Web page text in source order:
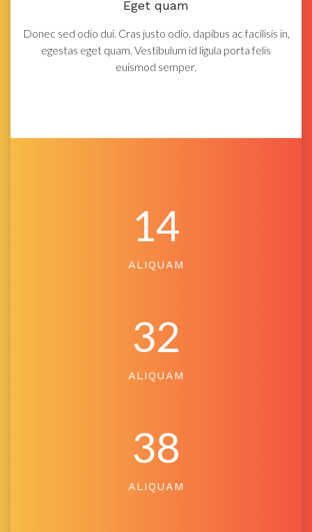
Eget quam
Donec sed odio dui. Cras justo odio, dapibus ac facilisis in,
egestas eget quam. Vestibulum id ligula porta felis
euismod semper.
14
ALIQUAM
32
ALIQUAM
38
ALIQUAM